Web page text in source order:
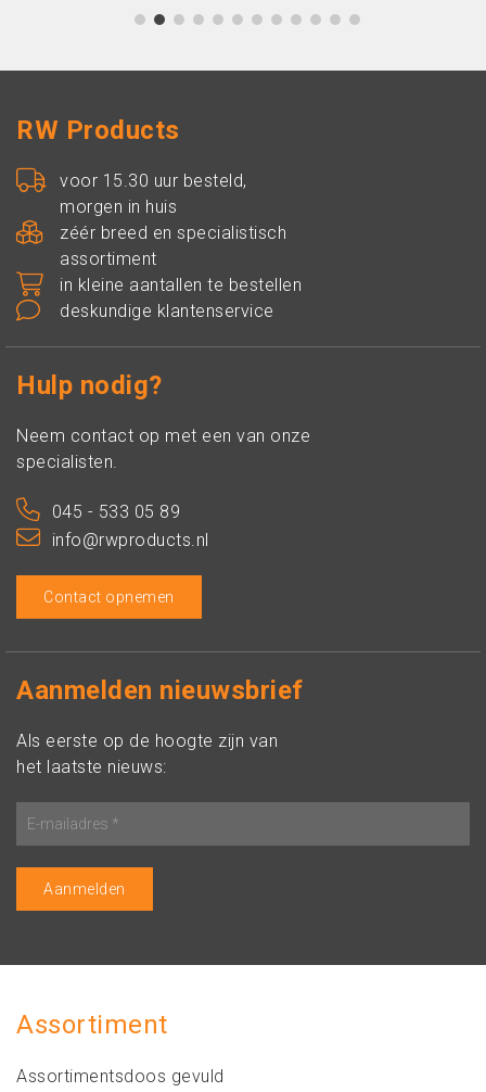
1 2 3 4 5 6 7 8 9 10 11 12
RW Products
voor 15.30 uur besteld,
morgen in huis
zéér breed en specialistisch
assortiment
in kleine aantallen te bestellen
deskundige klantenservice
Hulp nodig?
Neem contact op met een van onze
specialisten.
045 - 533 05 89
info@rwproducts.nl
Contact opnemen
Aanmelden nieuwsbrief
Als eerste op de hoogte zijn van
het laatste nieuws:
Assortiment
Assortimentsdoos gevuld